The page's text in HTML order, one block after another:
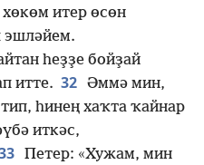
итер өсөн
эшләйем.
һеҙҙе бойҙай
итте. 32 Әммә мин,
һинең хаҡта ҡайнар
иткәс,
Петер: «Хужам, мин